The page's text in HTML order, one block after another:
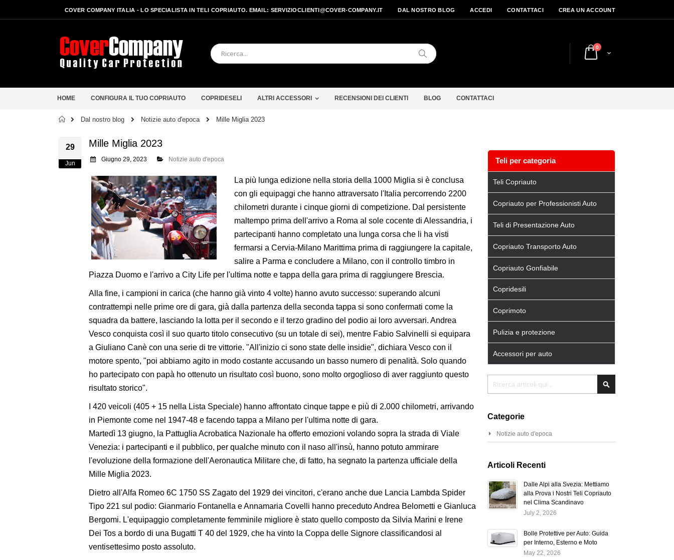
COVER COMPANY ITALIA - LO SPECIALISTA IN TELI COPRIAUTO. EMAIL: SERVIZIOCLIENTI@COVER-COMPANY.IT DAL NOSTRO BLOG ACCEDI CONTATTACI CREA UN ACCOUNT
Cart
0elementi
Cerca
HOME CONFIGURA IL TUO COPRIAUTO COPRIDESELI ALTRI ACCESSORI RECENSIONI DEI CLIENTI BLOG CONTATTACI
HomeDal nostro blog Notizie auto d'epoca Mille Miglia 2023
29
Jun
Mille Miglia 2023
Giugno 29, 2023 Notizie auto d'epoca
La più lunga edizione nella storia della 1000 Miglia si è conclusa
con gli equipaggi che hanno attraversato l'Italia percorrendo 2200
chilometri durante i cinque giorni di competizione. Dal persistente
maltempo prima dell'arrivo a Roma al sole cocente di Alessandria, i
partecipanti hanno completato una lunga corsa che li ha visti
fermarsi a Cervia-Milano Marittima prima di raggiungere la capitale,
salire a Parma e concludere a Milano, con il controllo timbro in
Piazza Duomo e l'arrivo a City Life per l'ultima notte e tappa della gara prima di raggiungere Brescia.
Alla fine, i campioni in carica (che hanno già vinto 4 volte) hanno avuto successo: superando alcuni
contrattempi nelle prime ore di gara, già dalla partenza della seconda tappa si sono confermati come la
squadra da battere, lasciando la lotta per il secondo e il terzo gradino del podio ai loro avversari. Andrea
Vesco conquista così il suo quarto titolo consecutivo (su un totale di sei), mentre Fabio Salvinelli si equipara
a Giuliano Canè con una serie di tre vittorie. "All'inizio ci sono state delle insidie", dichiara Vesco con il
motore spento, "poi abbiamo agito in modo costante accusando un basso numero di penalità. Solo quando
ho partecipato con papà ho ottenuto un risultato così buono, sono molto orgoglioso di aver raggiunto questo
risultato storico".
I 420 veicoli (405 + 15 nella Lista Speciale) hanno affrontato cinque tappe e più di 2.000 chilometri, arrivando
in Piemonte come nel 1947-48 e facendo tappa a Milano per l'ultima notte di gara.
Martedì 13 giugno, la Pattuglia Acrobatica Nazionale ha offerto emozioni volando sopra la strada di Viale
Venezia: i partecipanti e il pubblico, per qualche minuto con il naso all'insù, hanno potuto ammirare
l'evoluzione della formazione dell'Aeronautica Militare che, di fatto, ha segnato la partenza ufficiale della
Mille Miglia 2023.
Dietro all'Alfa Romeo 6C 1750 SS Zagato del 1929 dei vincitori, c'erano anche due Lancia Lambda Spider
Tipo 221 sul podio: Gianmario Fontanella e Annamaria Covelli hanno preceduto Andrea Belometti e Gianluca
Bergomi. L'equipaggio completamente femminile migliore è stato quello composto da Silvia Marini e Irene
Dei Tos a bordo di una Bugatti T 40 del 1929, che ha vinto la Coppa delle Signore classificandosi al
ventisettesimo posto assoluto.
Teli per categoria
Teli Copriauto
Copriauto per Professionisti Auto
Teli di Presentazione Auto
Copriauto Transporto Auto
Copriauto Gonfiabile
Copridesili
Coprimoto
Pulizia e protezione
Accessori per auto
Categorie
Notizie auto d'epoca
Articoli Recenti
Dalle Alpi alla Svezia: Mettiamo
alla Prova i Nostri Teli Copriauto
nel Clima Scandinavo
July 2, 2026
Bolle Protettive per Auto: Guida
per Interno, Esterno e Moto
May 22, 2026